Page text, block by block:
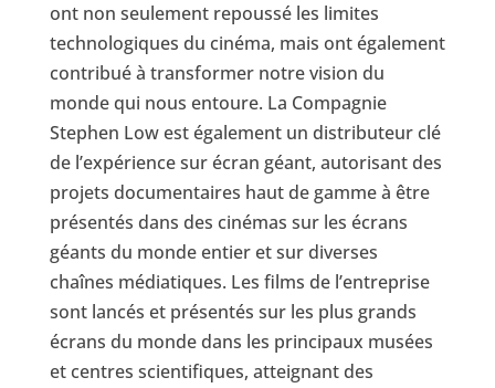
ont non seulement repoussé les limites
technologiques du cinéma, mais ont également
contribué à transformer notre vision du
monde qui nous entoure. La Compagnie
Stephen Low est également un distributeur clé
de l’expérience sur écran géant, autorisant des
projets documentaires haut de gamme à être
présentés dans des cinémas sur les écrans
géants du monde entier et sur diverses
chaînes médiatiques. Les films de l’entreprise
sont lancés et présentés sur les plus grands
écrans du monde dans les principaux musées
et centres scientifiques, atteignant des